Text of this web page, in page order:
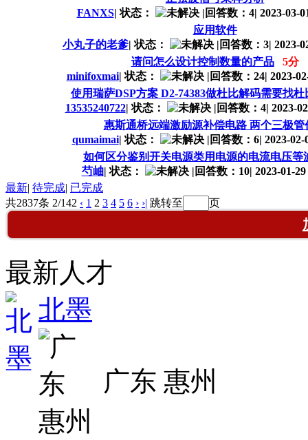
FANXS| 状态： | 回答数：4| 2023-03-
应用软件
小丸子的老爹| 状态： | 回答数：3| 2023-
请问怎么设计控制数量的产品
5分
minifoxmai| 状态： | 回答数：24| 2023-
使用瑞萨DSP方案 D2-74383做杜比解码需要找
13535240722| 状态： | 回答数：4| 2023-
惠斯通桥远端激励源补偿电路 两个三极管
qumaimai| 状态： | 回答数：6| 2023-02-
如何区分鉴别开关电源类用电源的电流电压等
芍岫| 状态： | 回答数：10| 2023-01-
最新| 待完成| 已完成
共2837条 2/142 ‹ 1 2 3 4 5 6 › ›| 跳转至 页
最新人才
北墨
广东 惠州